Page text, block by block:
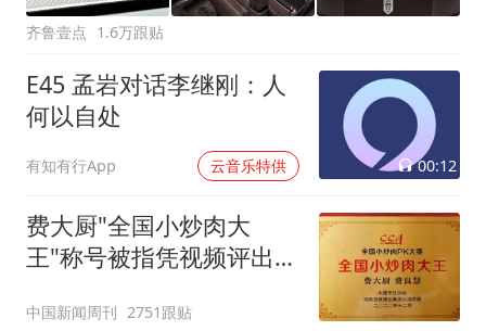
齐鲁壹点 1.6万跟贴
E45 孟岩对话李继刚：人
何以自处
有知有行App 云音乐特供 00:12
费大厨"全国小炒肉大
王"称号被指凭视频评出
中国新闻周刊 2751跟贴